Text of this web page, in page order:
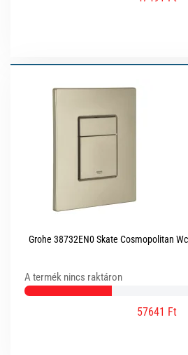
Grohe 38732EN0 Skate Cosmopolitan
A termék nincs raktáron
57641 Ft